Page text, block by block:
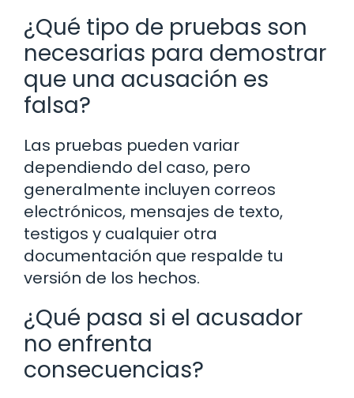
¿Qué tipo de pruebas son
necesarias para demostrar
que una acusación es
falsa?
Las pruebas pueden variar
dependiendo del caso, pero
generalmente incluyen correos
electrónicos, mensajes de texto,
testigos y cualquier otra
documentación que respalde tu
versión de los hechos.
¿Qué pasa si el acusador
no enfrenta
consecuencias?